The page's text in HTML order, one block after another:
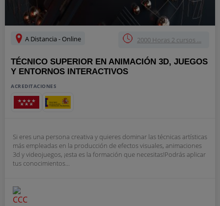
A Distancia - Online 2000 Horas 2 cursos ...
TÉCNICO SUPERIOR EN ANIMACIÓN 3D, JUEGOS
Y ENTORNOS INTERACTIVOS
ACREDITACIONES
Si eres una persona creativa y quieres dominar las técnicas artísticas
más empleadas en la producción de efectos visuales, animaciones
3d y videojuegos, ¡esta es la formación que necesitas!Podrás aplicar
tus conocimientos...